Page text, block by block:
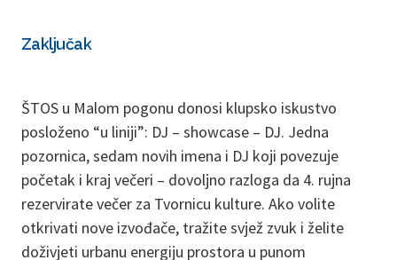
Zaključak
ŠTOS u Malom pogonu donosi klupsko iskustvo
posloženo “u liniji”: DJ – showcase – DJ. Jedna
pozornica, sedam novih imena i DJ koji povezuje
početak i kraj večeri – dovoljno razloga da 4. rujna
rezervirate večer za Tvornicu kulture. Ako volite
otkrivati nove izvođače, tražite svjež zvuk i želite
doživjeti urbanu energiju prostora u punom